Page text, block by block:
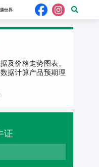
及价格走势图表。
据计算产品预期理
证